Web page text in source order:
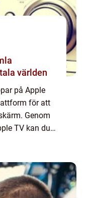
världen
på Apple
för att
Genom
TV kan du